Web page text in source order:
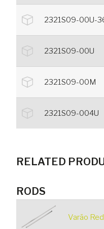
2321S09-00U-
2321S09-00U
2321S09-00M
2321S09-004U
RELATED
RODS
Varão